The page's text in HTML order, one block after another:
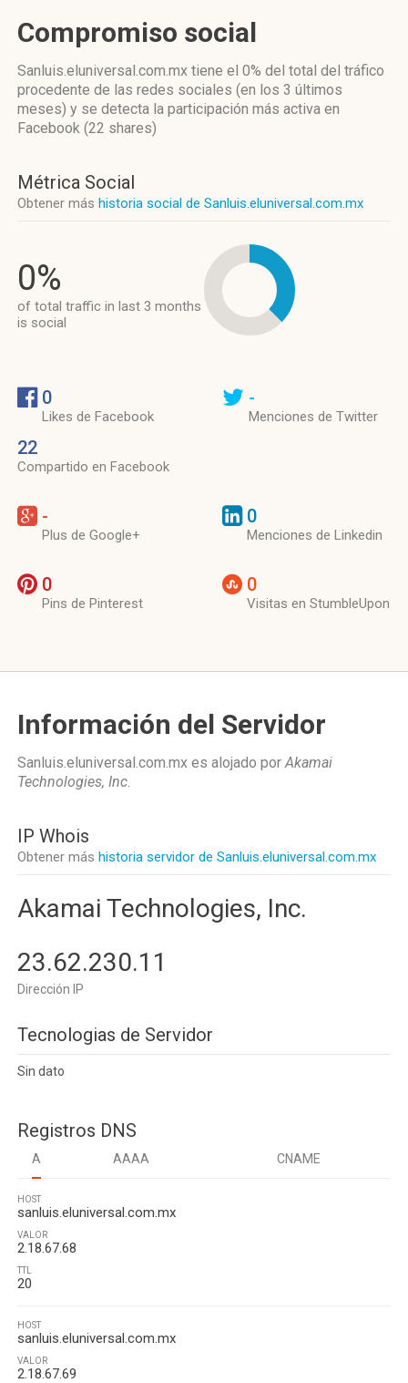
Compromiso social
Sanluis.eluniversal.com.mx tiene el 0% del total del tráfico
procedente de las redes sociales (en los 3 últimos
meses) y se detecta la participación más activa en
Facebook (22 shares)
Métrica Social
Obtener más historia social de Sanluis.eluniversal.com.mx
0%
of total traffic in last 3 months
is social
0
Likes de Facebook
22
Compartido en Facebook
-
Menciones de Twitter
-
Plus de Google+
0
Menciones de Linkedin
0
Pins de Pinterest
0
Visitas en StumbleUpon
Información del Servidor
Sanluis.eluniversal.com.mx es alojado porAkamai
Technologies, Inc.
IP Whois
Obtener más historia servidor de Sanluis.eluniversal.com.mx
Akamai Technologies, Inc.
23.62.230.11
Dirección IP
Tecnologias de Servidor
Sin dato
Registros DNS
A AAAA CNAME
HOST
sanluis.eluniversal.com.mx
VALOR
2.18.67.68
TTL
20
HOST
sanluis.eluniversal.com.mx
VALOR
2.18.67.69